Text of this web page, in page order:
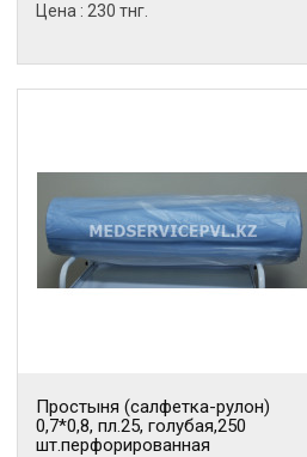
Цена : 230 тнг.
Простыня (салфетка-рулон)
0,7*0,8, пл.25, голубая,250
шт.перфорированная